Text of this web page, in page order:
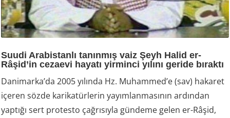
Suudi Arabistanlı tanınmış vaiz Şeyh Halid er-
Râşid’in cezaevi hayatı yirminci yılını geride bıraktı
Danimarka’da 2005 yılında Hz. Muhammed’e (sav) hakaret
içeren sözde karikatürlerin yayımlanmasının ardından
yaptığı sert protesto çağrısıyla gündeme gelen er-Râşid,